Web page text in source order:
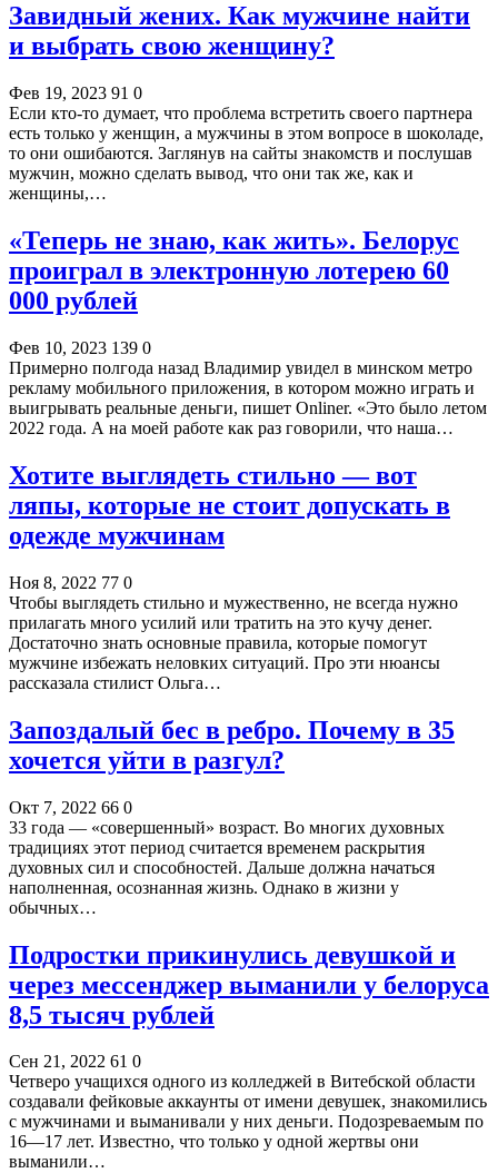
Завидный жених. Как мужчине найти
и выбрать свою женщину?
Фев 19, 2023 91 0
Если кто-то думает, что проблема встретить своего партнера
есть только у женщин, а мужчины в этом вопросе в шоколаде,
то они ошибаются. Заглянув на сайты знакомств и послушав
мужчин, можно сделать вывод, что они так же, как и
женщины,…
«Теперь не знаю, как жить». Белорус
проиграл в электронную лотерею 60
000 рублей
Фев 10, 2023 139 0
Примерно полгода назад Владимир увидел в минском метро
рекламу мобильного приложения, в котором можно играть и
выигрывать реальные деньги, пишет Onliner. «Это было летом
2022 года. А на моей работе как раз говорили, что наша…
Хотите выглядеть стильно — вот
ляпы, которые не стоит допускать в
одежде мужчинам
Ноя 8, 2022 77 0
Чтобы выглядеть стильно и мужественно, не всегда нужно
прилагать много усилий или тратить на это кучу денег.
Достаточно знать основные правила, которые помогут
мужчине избежать неловких ситуаций. Про эти нюансы
рассказала стилист Ольга…
Запоздалый бес в ребро. Почему в 35
хочется уйти в разгул?
Окт 7, 2022 66 0
33 года — «совершенный» возраст. Во многих духовных
традициях этот период считается временем раскрытия
духовных сил и способностей. Дальше должна начаться
наполненная, осознанная жизнь. Однако в жизни у
обычных…
Подростки прикинулись девушкой и
через мессенджер выманили у белоруса
8,5 тысяч рублей
Сен 21, 2022 61 0
Четверо учащихся одного из колледжей в Витебской области
создавали фейковые аккаунты от имени девушек, знакомились
с мужчинами и выманивали у них деньги. Подозреваемым по
16—17 лет. Известно, что только у одной жертвы они
выманили…